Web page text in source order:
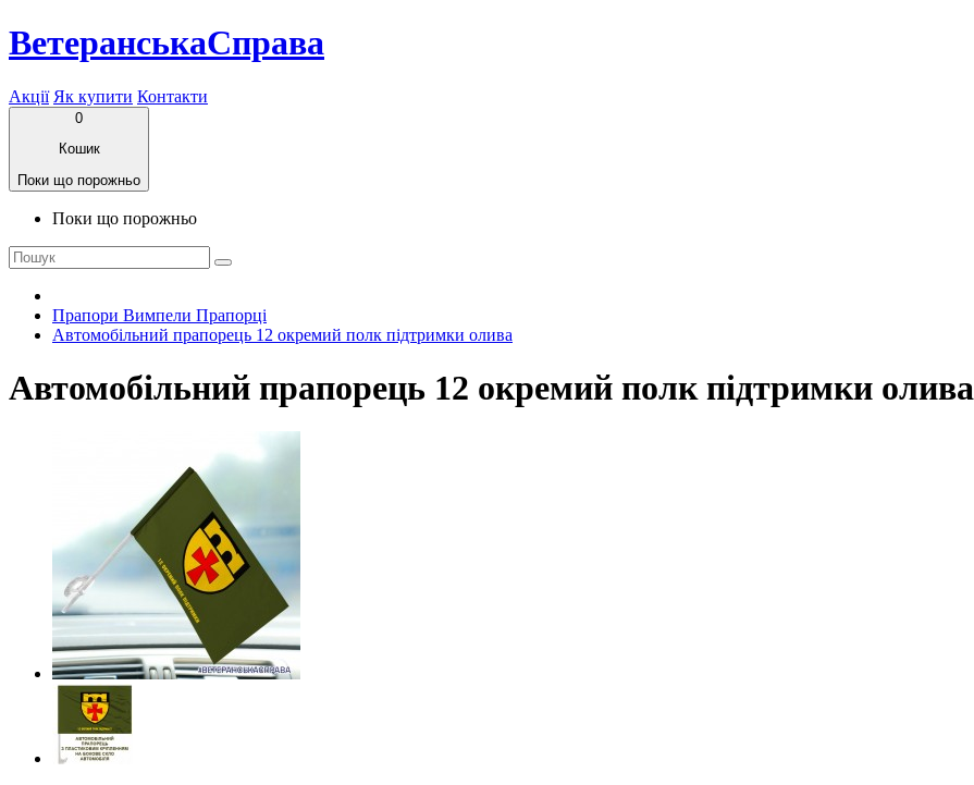
ВетеранськаСправа
Акції Як купити Контакти
0
Кошик
Поки що порожньо
Поки що порожньо
Прапори Вимпели Прапорці
Автомобільний прапорець 12 окремий полк підтримки олива
Автомобільний прапорець 12 окремий полк підтримки олива